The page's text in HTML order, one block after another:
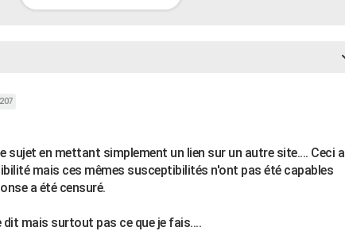
207
sujet en mettant simplement un lien sur un autre site.... Ceci a
mais ces mêmes susceptibilités n'ont pas été capables
a été censuré.
mais surtout pas ce que je fais....